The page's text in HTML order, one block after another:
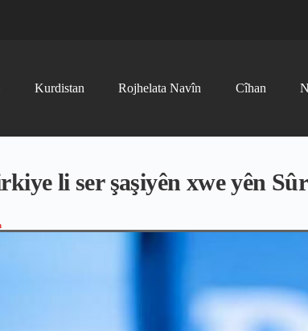
Kurdistan Rojhelata Navîn Cîhan
li ser şaşiyên xwe yên